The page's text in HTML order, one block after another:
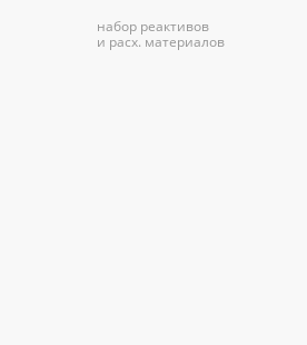
набор реактивов
и расх. материалов